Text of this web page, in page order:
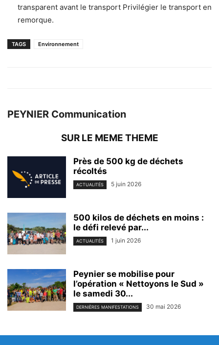
transparent avant le transport Privilégier le transport en
remorque.
TAGS Environnement
PEYNIER Communication
SUR LE MEME THEME
Près de 500 kg de déchets
récoltés
ACTUALITÉS 5 juin 2026
500 kilos de déchets en moins :
le défi relevé par...
ACTUALITÉS 1 juin 2026
Peynier se mobilise pour
l’opération « Nettoyons le Sud »
le samedi 30...
DERNIÈRES MANIFESTATIONS 30 mai 2026